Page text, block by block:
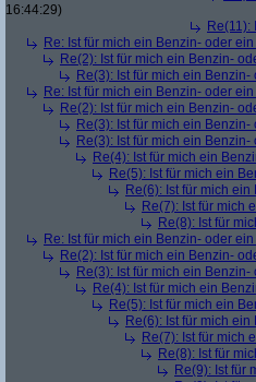
16:44:29)
Re: Ist für mich ein Benzin- oder
Re(2): Ist für mich ein Benzin-
Re(3): Ist für mich ein
Re: Ist für mich ein Benzin- oder
Re(2): Ist für mich ein Benzin-
Re(3): Ist für mich ein
Re(3): Ist für mich ein
Re(4): Ist für mich ein
Re(5): Ist für mich ein
Re(6): Ist für mich
Re(7): Ist für mich
Re(8): Ist für
Re: Ist für mich ein Benzin- oder
Re(2): Ist für mich ein Benzin-
Re(3): Ist für mich ein
Re(4): Ist für mich ein
Re(5): Ist für mich ein
Re(6): Ist für mich
Re(7): Ist für mich
Re(8): Ist für
Re(9): Ist für